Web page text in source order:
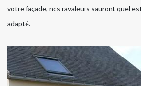
votre façade, nos ravaleurs sauront quel
adapté.